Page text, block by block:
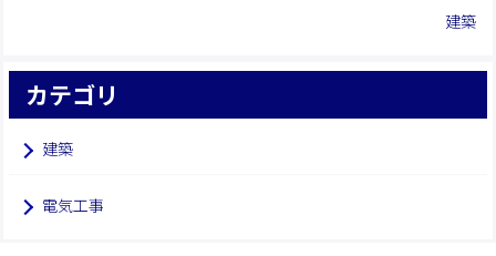
建築
カテゴリ
建築
電気工事